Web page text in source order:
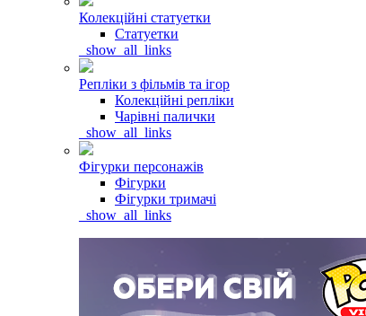
Колекційні статуетки
Статуетки
_show_all_links
Репліки з фільмів та ігор
Колекційні репліки
Чарівні палички
_show_all_links
Фігурки персонажів
Фігурки
Фігурки тримачі
_show_all_links